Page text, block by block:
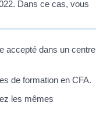
Dans ce cas, vous
accepté dans un centre
de formation en CFA.
les mêmes